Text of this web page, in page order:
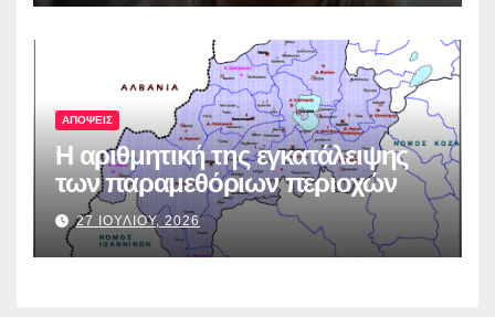
ΑΠΟΨΕΙΣ
Η αριθμητική της εγκατάλειψης
των παραμεθόριων περιοχών
27 ΙΟΥΛΙΟΥ, 2026